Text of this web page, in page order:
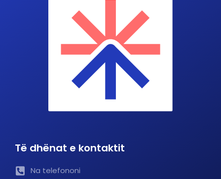
Të dhënat e kontaktit
Na telefononi